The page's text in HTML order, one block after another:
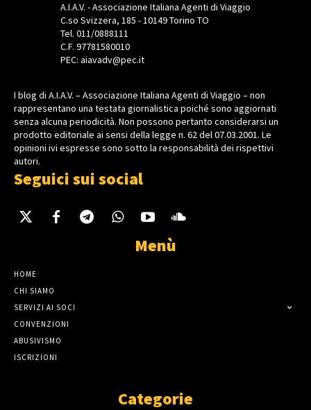
A.I.A.V. - Associazione Italiana Agenti di Viaggio
C.so Svizzera, 185 - 10149 Torino TO
Tel. 011/0888111
C.F. 97781580010
PEC: aiavadv@pec.it
I blog di A.I.A.V. – Associazione Italiana Agenti di Viaggio – non
rappresentano una testata giornalistica poiché sono aggiornati
senza alcuna periodicità. Non possono pertanto considerarsi un
prodotto editoriale ai sensi della legge n. 62 del 07.03.2001. Le
opinioni ivi espresse sono sotto la responsabilità dei rispettivi
autori.
Seguici sui social
Menù
HOME
CHI SIAMO
SERVIZI AI SOCI
CONVENZIONI
ABUSIVISMO
ISCRIZIONI
Categorie